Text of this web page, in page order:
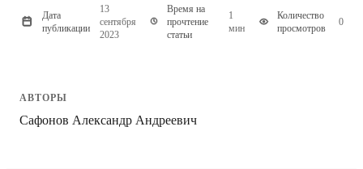
Дата
публикации
13
сентября
2023
Время на
прочтение
статьи
1
мин
Количество
просмотров
0
АВТОРЫ
Сафонов Александр Андреевич